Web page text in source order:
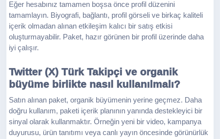
Eğer hesabınız tamamen boşsa önce profil düzenini
tamamlayın. Biyografi, bağlantı, profil görseli ve birkaç kaliteli
içerik olmadan alınan etkileşim kalıcı bir satış etkisi
oluşturmayabilir. Paket, hazır görünen bir profil üzerinde daha
iyi çalışır.
Twitter (X) Türk Takipçi ve organik
büyüme birlikte nasıl kullanılmalı?
Satın alınan paket, organik büyümenin yerine geçmez. Daha
doğru kullanım, paketi içerik planının yanında destekleyici bir
sinyal olarak kullanmaktır. Örneğin yeni bir video, kampanya
duyurusu, ürün tanıtımı veya canlı yayın öncesinde görünürlük